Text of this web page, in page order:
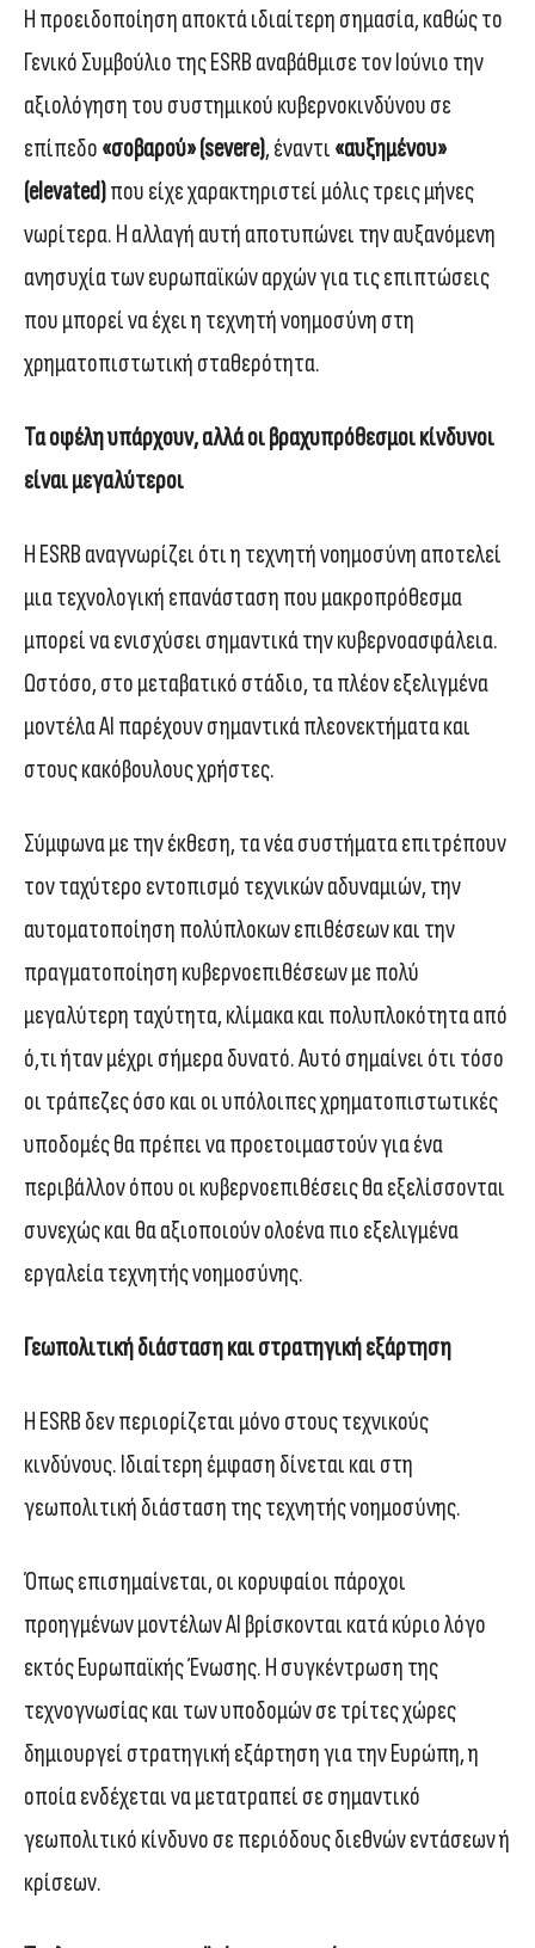
Η προειδοποίηση αποκτά ιδιαίτερη σημασία, καθώς το
Γενικό Συμβούλιο της ESRB αναβάθμισε τον Ιούνιο την
αξιολόγηση του συστημικού κυβερνοκινδύνου σε
επίπεδο «σοβαρού» (severe), έναντι «αυξημένου»
(elevated)που είχε χαρακτηριστεί μόλις τρεις μήνες
νωρίτερα. Η αλλαγή αυτή αποτυπώνει την αυξανόμενη
ανησυχία των ευρωπαϊκών αρχών για τις επιπτώσεις
που μπορεί να έχει η τεχνητή νοημοσύνη στη
χρηματοπιστωτική σταθερότητα.
Τα οφέλη υπάρχουν, αλλά οι βραχυπρόθεσμοι κίνδυνοι
είναι μεγαλύτεροι
Η ESRB αναγνωρίζει ότι η τεχνητή νοημοσύνη αποτελεί
μια τεχνολογική επανάσταση που μακροπρόθεσμα
μπορεί να ενισχύσει σημαντικά την κυβερνοασφάλεια.
Ωστόσο, στο μεταβατικό στάδιο, τα πλέον εξελιγμένα
μοντέλα AI παρέχουν σημαντικά πλεονεκτήματα και
στους κακόβουλους χρήστες.
Σύμφωνα με την έκθεση, τα νέα συστήματα επιτρέπουν
τον ταχύτερο εντοπισμό τεχνικών αδυναμιών, την
αυτοματοποίηση πολύπλοκων επιθέσεων και την
πραγματοποίηση κυβερνοεπιθέσεων με πολύ
μεγαλύτερη ταχύτητα, κλίμακα και πολυπλοκότητα από
ό,τι ήταν μέχρι σήμερα δυνατό. Αυτό σημαίνει ότι τόσο
οι τράπεζες όσο και οι υπόλοιπες χρηματοπιστωτικές
υποδομές θα πρέπει να προετοιμαστούν για ένα
περιβάλλον όπου οι κυβερνοεπιθέσεις θα εξελίσσονται
συνεχώς και θα αξιοποιούν ολοένα πιο εξελιγμένα
εργαλεία τεχνητής νοημοσύνης.
Γεωπολιτική διάσταση και στρατηγική εξάρτηση
Η ESRB δεν περιορίζεται μόνο στους τεχνικούς
κινδύνους. Ιδιαίτερη έμφαση δίνεται και στη
γεωπολιτική διάσταση της τεχνητής νοημοσύνης.
Όπως επισημαίνεται, οι κορυφαίοι πάροχοι
προηγμένων μοντέλων AI βρίσκονται κατά κύριο λόγο
εκτός Ευρωπαϊκής Ένωσης. Η συγκέντρωση της
τεχνογνωσίας και των υποδομών σε τρίτες χώρες
δημιουργεί στρατηγική εξάρτηση για την Ευρώπη, η
οποία ενδέχεται να μετατραπεί σε σημαντικό
γεωπολιτικό κίνδυνο σε περιόδους διεθνών εντάσεων ή
κρίσεων.